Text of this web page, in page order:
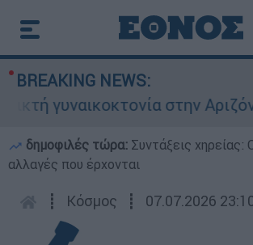
BREAKING NEWS:
γυναικοκτονία στην Αριζόνα:
δημοφιλές τώρα: Συντάξεις χηρείας:
αλλαγές που έρχονται
┋ Κόσμος ┋ 07.07.2026